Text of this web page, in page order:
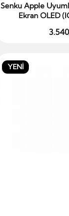
Senku Apple
Ekran OLED
YENİ